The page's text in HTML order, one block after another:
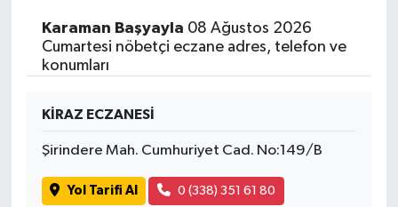
Karaman Başyayla 08 Ağustos 2026
Cumartesi nöbetçi eczane adres, telefon ve
konumları
KİRAZ ECZANESİ
Şirindere Mah. Cumhuriyet Cad. No:149/B
Yol Tarifi Al 0 (338) 351 61 80